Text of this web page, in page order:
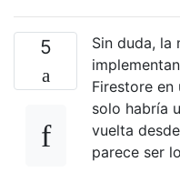
5
Sin duda, la
Firestore en
solo habría
vuelta
parece ser